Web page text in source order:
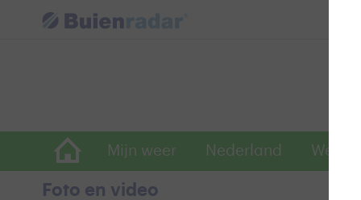
Mijn weer Nederland
Foto en video